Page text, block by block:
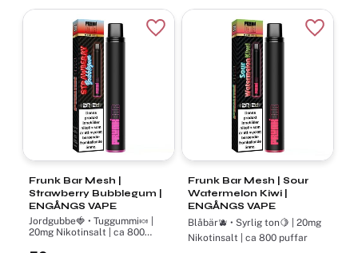
Frunk Bar Mesh |
Strawberry Bubblegum |
ENGÅNGS VAPE
Jordgubbe🍓 • Tuggummi🍬 |
20mg Nikotinsalt | ca 800
Lägg till i favoriter
Frunk Bar Mesh | Sour
Watermelon Kiwi |
ENGÅNGS VAPE
Blåbär🫐 • Syrlig ton🍋 | 20mg
Nikotinsalt | ca 800 puffar
Lägg